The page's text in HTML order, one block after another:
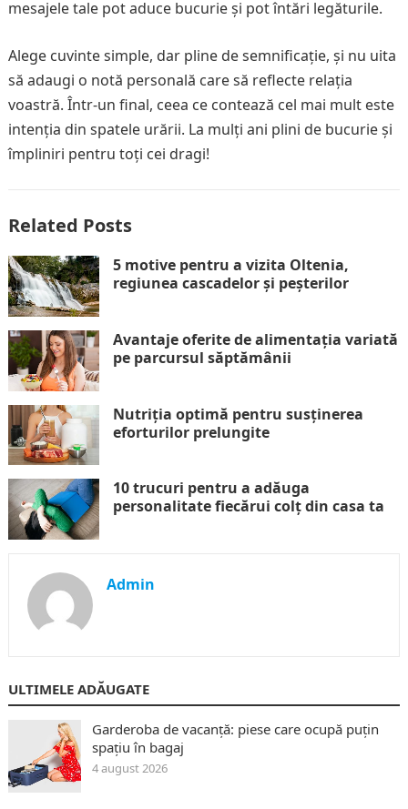
mesajele tale pot aduce bucurie și pot întări legăturile.
Alege cuvinte simple, dar pline de semnificație, și nu uita
să adaugi o notă personală care să reflecte relația
voastră. Într-un final, ceea ce contează cel mai mult este
intenția din spatele urării. La mulți ani plini de bucurie și
împliniri pentru toți cei dragi!
Related Posts
5 motive pentru a vizita Oltenia,
regiunea cascadelor și peșterilor
Avantaje oferite de alimentația variată
pe parcursul săptămânii
Nutriția optimă pentru susținerea
eforturilor prelungite
10 trucuri pentru a adăuga
personalitate fiecărui colț din casa ta
Admin
ULTIMELE ADĂUGATE
Garderoba de vacanță: piese care ocupă puțin
spațiu în bagaj
4 august 2026